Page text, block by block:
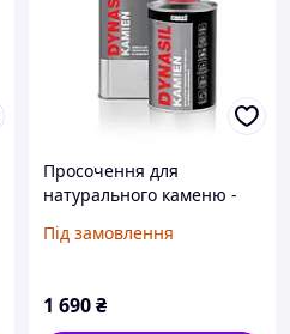
Просочення для
натурального каменю -
Під замовлення
1 690₴